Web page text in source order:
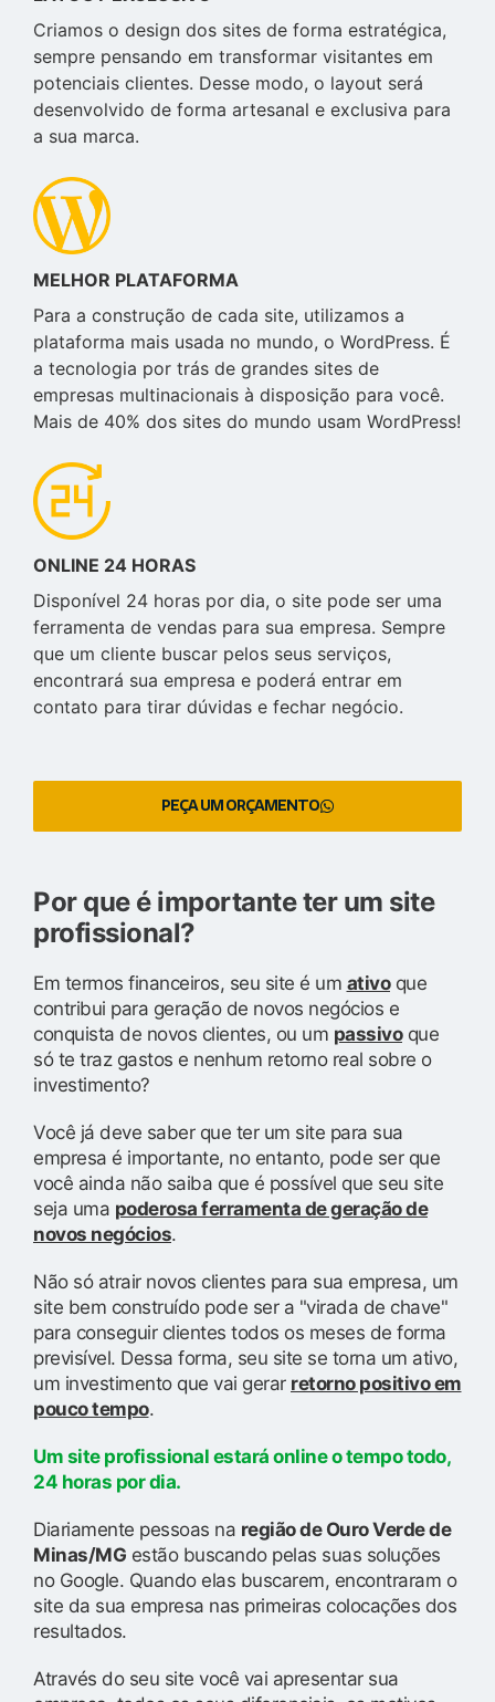
Criamos o design dos sites de forma estratégica,
sempre pensando em transformar visitantes em
potenciais clientes. Desse modo, o layout será
desenvolvido de forma artesanal e exclusiva para
a sua marca.
MELHOR PLATAFORMA
Para a construção de cada site, utilizamos a
plataforma mais usada no mundo, o WordPress. É
a tecnologia por trás de grandes sites de
empresas multinacionais à disposição para você.
Mais de 40% dos sites do mundo usam WordPress!
ONLINE 24 HORAS
Disponível 24 horas por dia, o site pode ser uma
ferramenta de vendas para sua empresa. Sempre
que um cliente buscar pelos seus serviços,
encontrará sua empresa e poderá entrar em
contato para tirar dúvidas e fechar negócio.
PEÇA UM ORÇAMENTO
Por que é importante ter um site
profissional?
Em termos financeiros, seu site é um ativoque
contribui para geração de novos negócios e
conquista de novos clientes, ou um passivoque
só te traz gastos e nenhum retorno real sobre o
investimento?
Você já deve saber que ter um site para sua
empresa é importante, no entanto, pode ser que
você ainda não saiba que é possível que seu site
seja uma poderosa ferramenta de geração de
novos negócios.
Não só atrair novos clientes para sua empresa, um
site bem construído pode ser a "virada de chave"
para conseguir clientes todos os meses de forma
previsível. Dessa forma, seu site se torna um ativo,
um investimento que vai gerar retorno positivo em
pouco tempo.
Um site profissional estará online o tempo todo,
24 horas por dia.
Diariamente pessoas na região de Ouro Verde de
Minas/MG estão buscando pelas suas soluções
no Google. Quando elas buscarem, encontraram o
site da sua empresa nas primeiras colocações dos
resultados.
Através do seu site você vai apresentar sua